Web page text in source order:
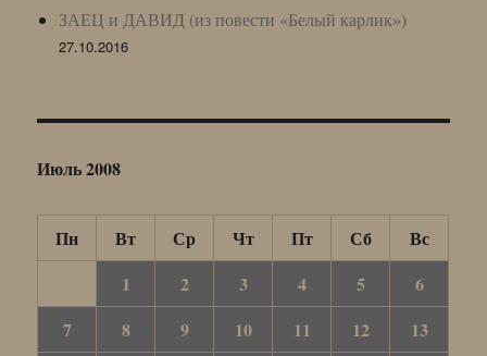
ЗАЕЦ и ДАВИД (из повести «Белый карлик»)
27.10.2016
Июль 2008
Пн Вт Ср Чт Пт Сб
Вс
1
2 3 4 5
6
7
8 9 10 11 12
13